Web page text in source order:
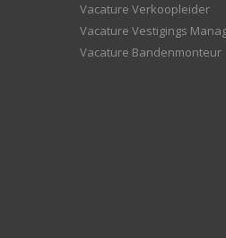
Vacature Verkoopleider
Vacature Vestigings
Vacature Bandenmonteur